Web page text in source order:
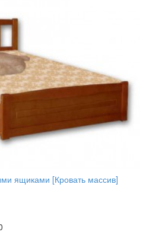
ящиками [Кровать массив]